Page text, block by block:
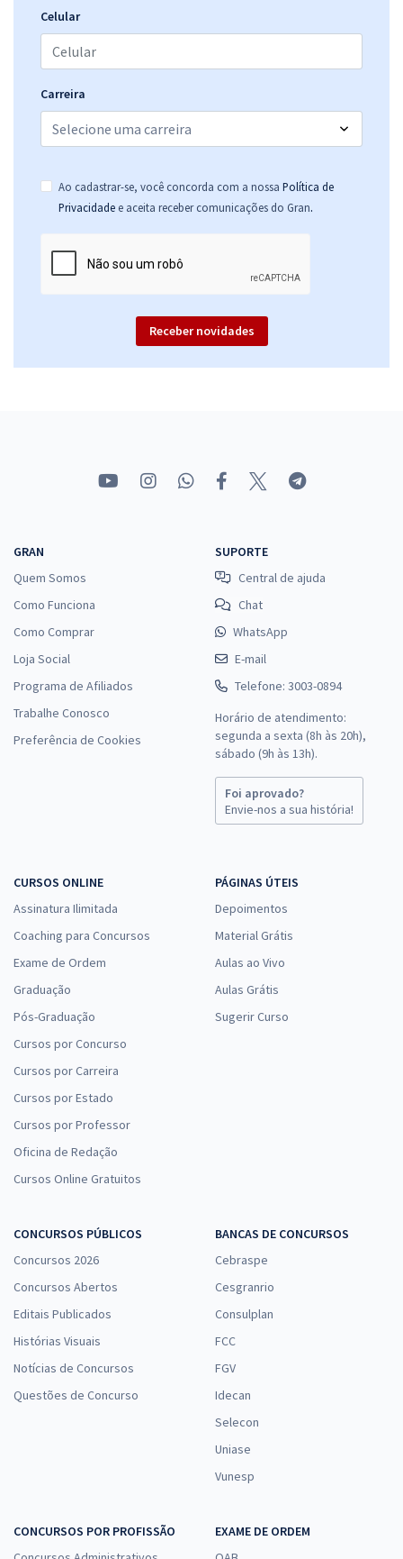
Celular
Carreira
Ao cadastrar-se, você concorda com a nossa Política de
Privacidade e aceita receber comunicações do Gran.
Receber novidades
GRAN
Quem Somos
Como Funciona
Como Comprar
Loja Social
Programa de Afiliados
Trabalhe Conosco
Preferência de Cookies
SUPORTE
Central de ajuda
Chat
WhatsApp
E-mail
Telefone: 3003-0894
Horário de atendimento:
segunda a sexta (8h às 20h),
sábado (9h às 13h).
Foi aprovado?
Envie-nos a sua história!
CURSOS ONLINE
Assinatura Ilimitada
Coaching para Concursos
Exame de Ordem
Graduação
Pós-Graduação
Cursos por Concurso
Cursos por Carreira
Cursos por Estado
Cursos por Professor
Oficina de Redação
Cursos Online Gratuitos
PÁGINAS ÚTEIS
Depoimentos
Material Grátis
Aulas ao Vivo
Aulas Grátis
Sugerir Curso
CONCURSOS PÚBLICOS
Concursos 2026
Concursos Abertos
Editais Publicados
Histórias Visuais
Notícias de Concursos
Questões de Concurso
BANCAS DE CONCURSOS
Cebraspe
Cesgranrio
Consulplan
FCC
FGV
Idecan
Selecon
Uniase
Vunesp
CONCURSOS POR PROFISSÃO
EXAME DE ORDEM